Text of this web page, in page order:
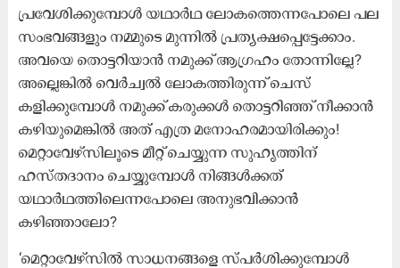
പ്രവേശിക്കുമ്പോൾ യഥാർഥ ലോകത്തെന്നപോലെ പല
സംഭവങ്ങളും നമ്മുടെ മുന്നിൽ പ്രത്യക്ഷപ്പെട്ടേക്കാം.
അവയെ തൊട്ടറിയാൻ നമുക്ക് ആഗ്രഹം തോന്നില്ലേ?
അല്ലെങ്കിൽ വെർച്വൽ ലോകത്തിരുന്ന് ചെസ്
കളിക്കുമ്പോൾ നമുക്ക് കരുക്കൾ തൊട്ടറിഞ്ഞ് നീക്കാൻ
കഴിയുമെങ്കിൽ അത് എത്ര മനോഹരമായിരിക്കും!
മെറ്റാവേഴ്സിലൂടെ മീറ്റ് ചെയ്യുന്ന സുഹൃത്തിന്
ഹസ്തദാനം ചെയ്യുമ്പോൾ നിങ്ങൾക്കത്
യഥാർഥത്തിലെന്നപോലെ അനുഭവിക്കാൻ
കഴിഞ്ഞാലോ?
‘മെറ്റാവേഴ്സിൽ സാധനങ്ങളെ സ്പർശിക്കുമ്പോൾ